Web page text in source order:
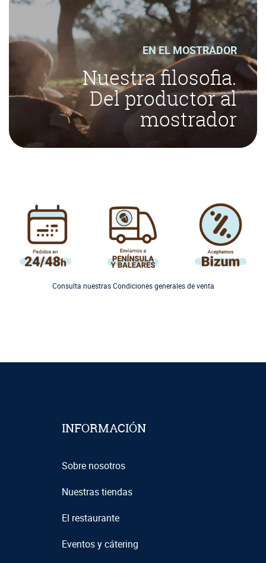
EN EL MOSTRADOR
Nuestra filosofia.
Del productor al
mostrador
Consulta nuestras Condiciones generales de venta
INFORMACIÓN
Sobre nosotros
Nuestras tiendas
El restaurante
Eventos y cátering